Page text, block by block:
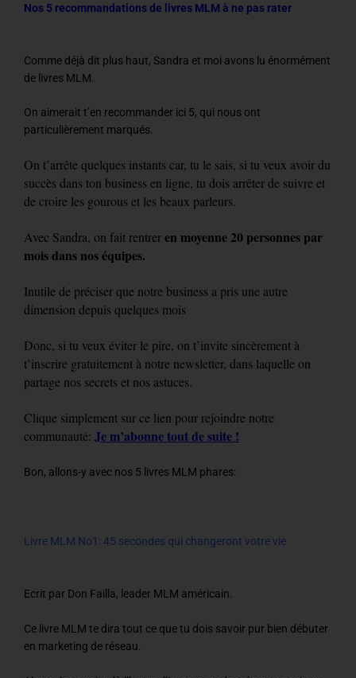
Nos 5 recommandations de livres MLM à ne pas rater
Comme déjà dit plus haut, Sandra et moi avons lu énormément
de livres MLM.
On aimerait t’en recommander ici 5, qui nous ont
particulièrement marqués.
On t’arrête quelques instants car, tu le sais, si tu veux avoir du
succès dans ton business en ligne, tu dois arrêter de suivre et
de croire les gourous et les beaux parleurs.
Avec Sandra, on fait rentreren moyenne 20 personnes par
mois dans nos équipes.
Inutile de préciser que notre business a pris une autre
dimension depuis quelques mois
Donc, si tu veux éviter le pire, on t’invite sincèrement à
t’inscrire gratuitement à notre newsletter, dans laquelle on
partage nos secrets et nos astuces.
Clique simplement sur ce lien pour rejoindre notre
communauté: Je m’abonne tout de suite !
Bon, allons-y avec nos 5 livres MLM phares:
Livre MLM No1: 45 secondes qui changeront votre vie
Ecrit par Don Failla, leader MLM américain.
Ce livre MLM te dira tout ce que tu dois savoir pur bien débuter
en marketing de réseau.